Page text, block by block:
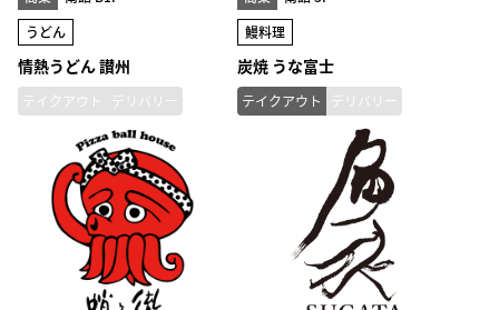
うどん
情熱うどん 讃州
テイクアウト デリバリー
鰻料理
炭焼 うな富士
テイクアウト デリバリー